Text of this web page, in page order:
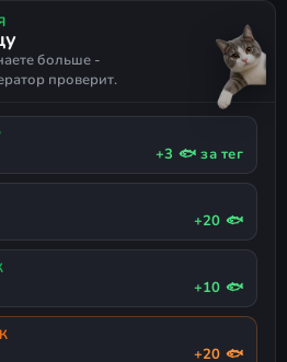
НЕСКОЛЬКО КОНЦОВОК
СТРАТЕГИЯ 4X
ГЕКСЫ
больше -
проверит.
+3 🐟 за тег
+20 🐟
+10 🐟
+20 🐟